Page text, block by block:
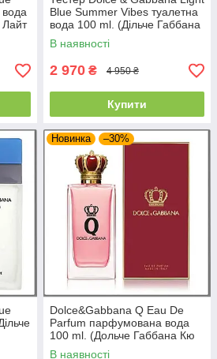
вода
Лайт
Blue Summer Vibes туалетна
вода 100 ml. (Дільче Габбана
Лайт Блу Саммер Вайбс)
В наявності
2 970 ₴ 4 950 ₴
Купити
Новинка –30%
Dolce&Gabbana Q Eau De
Parfum парфумована вода
100 ml. (Дольче Габбана Кю
Еау Де Парфюм)
В наявності